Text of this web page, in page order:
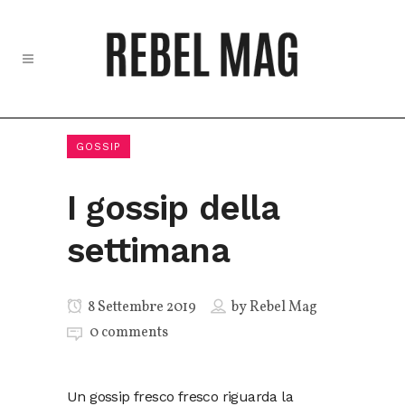
GOSSIP
I gossip della
settimana
8 Settembre 2019 byRebel Mag
0 comments
Un gossip fresco fresco riguarda la